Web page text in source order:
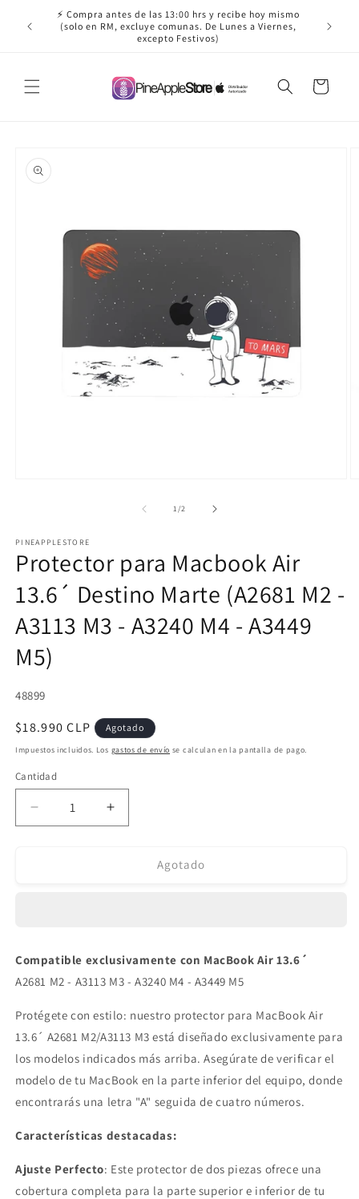
directamente
al contenido
⚡ Compra antes de las 13:00 hrs y recibe hoy mismo
(solo en RM, excluye comunas. De Lunes a Viernes,
excepto Festivos)
✈️
Carrito
a la
información
una
ventana
modal
1/de2
PINEAPPLESTORE
Protector para Macbook Air
13.6´ Destino Marte (A2681 M2 -
A3113 M3 - A3240 M4 - A3449
M5)
SKU:
48899
Precio
habitual
$18.990 CLP Agotado
Impuestos incluidos. Los gastos de envío se calculan en la pantalla de pago.
Cantidad
Reducir
cantidad
Destino
Marte
M2
-
M3
-
A3240
-
M5)
Aumentar
cantidad
Protector
Destino
Marte
M2
-
M3
-
A3240
-
M5)
Agotado
Compatible exclusivamente con MacBook Air 13.6´
A2681 M2 - A3113 M3 - A3240 M4 - A3449 M5
Protégete con estilo: nuestro protector para MacBook Air
13.6´ A2681 M2/A3113 M3 está diseñado exclusivamente para
los modelos indicados más arriba. Asegúrate de verificar el
modelo de tu MacBook en la parte inferior del equipo, donde
encontrarás una letra "A" seguida de cuatro números.
Características destacadas:
Ajuste Perfecto: Este protector de dos piezas ofrece una
cobertura completa para la parte superior e inferior de tu